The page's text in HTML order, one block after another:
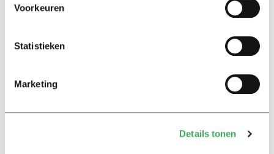
Voorkeuren
Statistieken
Marketing
Details tonen
Kleine hoeveelheid asbest